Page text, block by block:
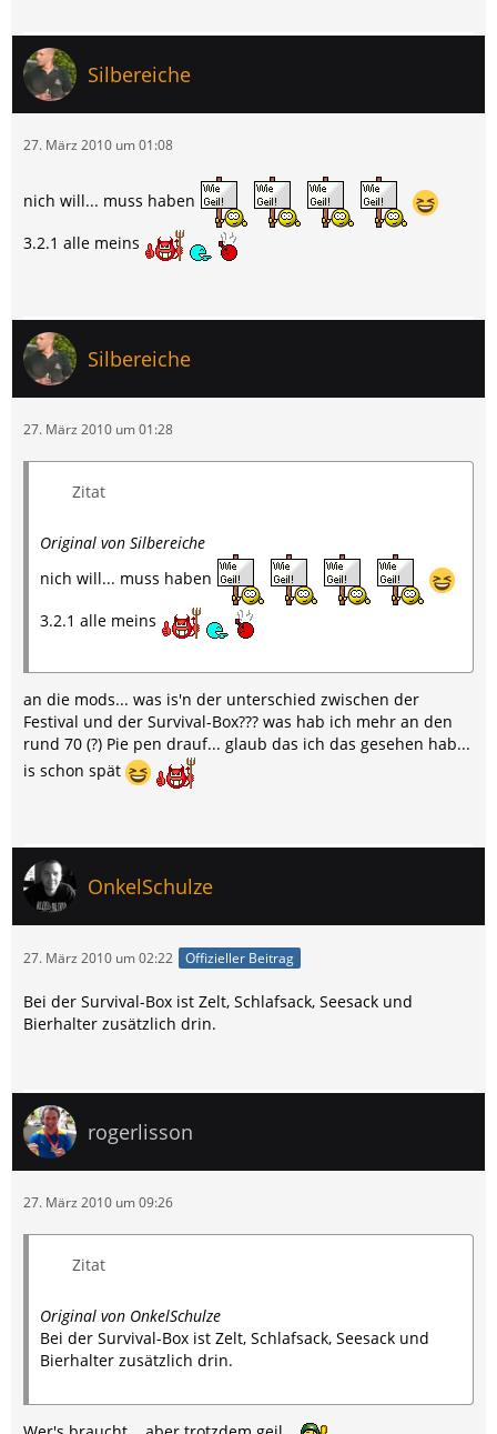
Silbereiche
27. März 2010 um 01:08
nich will... muss haben
3.2.1 alle meins
Silbereiche
27. März 2010 um 01:28
Zitat
Original von Silbereiche
nich will... muss haben
3.2.1 alle meins
an die mods... was is'n der unterschied zwischen der
Festival und der Survival-Box??? was hab ich mehr an den
rund 70 (?) Pie pen drauf... glaub das ich das gesehen hab...
is schon spät
OnkelSchulze
27. März 2010 um 02:22 Offizieller Beitrag
Bei der Survival-Box ist Zelt, Schlafsack, Seesack und
Bierhalter zusätzlich drin.
rogerlisson
27. März 2010 um 09:26
Zitat
Original von OnkelSchulze
Bei der Survival-Box ist Zelt, Schlafsack, Seesack und
Bierhalter zusätzlich drin.